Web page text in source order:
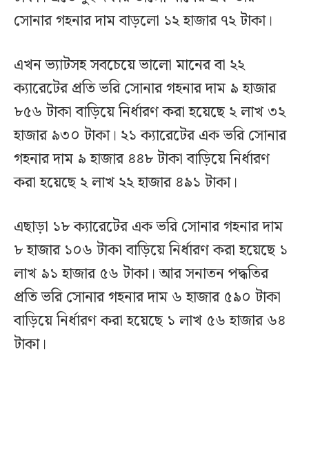
সোনার গহনার দাম বাড়লো ১২ হাজার ৭২ টাকা।
এখন ভ্যাটসহ সবচেয়ে ভালো মানের বা ২২
ক্যারেটের প্রতি ভরি সোনার গহনার দাম ৯ হাজার
৮৫৬ টাকা বাড়িয়ে নির্ধারণ করা হয়েছে ২ লাখ ৩২
হাজার ৯৩০ টাকা। ২১ ক্যারেটের এক ভরি সোনার
গহনার দাম ৯ হাজার ৪৪৮ টাকা বাড়িয়ে নির্ধারণ
করা হয়েছে ২ লাখ ২২ হাজার ৪৯১ টাকা।
এছাড়া ১৮ ক্যারেটের এক ভরি সোনার গহনার দাম
৮ হাজার ১০৬ টাকা বাড়িয়ে নির্ধারণ করা হয়েছে ১
লাখ ৯১ হাজার ৫৬ টাকা। আর সনাতন পদ্ধতির
প্রতি ভরি সোনার গহনার দাম ৬ হাজার ৫৯০ টাকা
বাড়িয়ে নির্ধারণ করা হয়েছে ১ লাখ ৫৬ হাজার ৬৪
টাকা।